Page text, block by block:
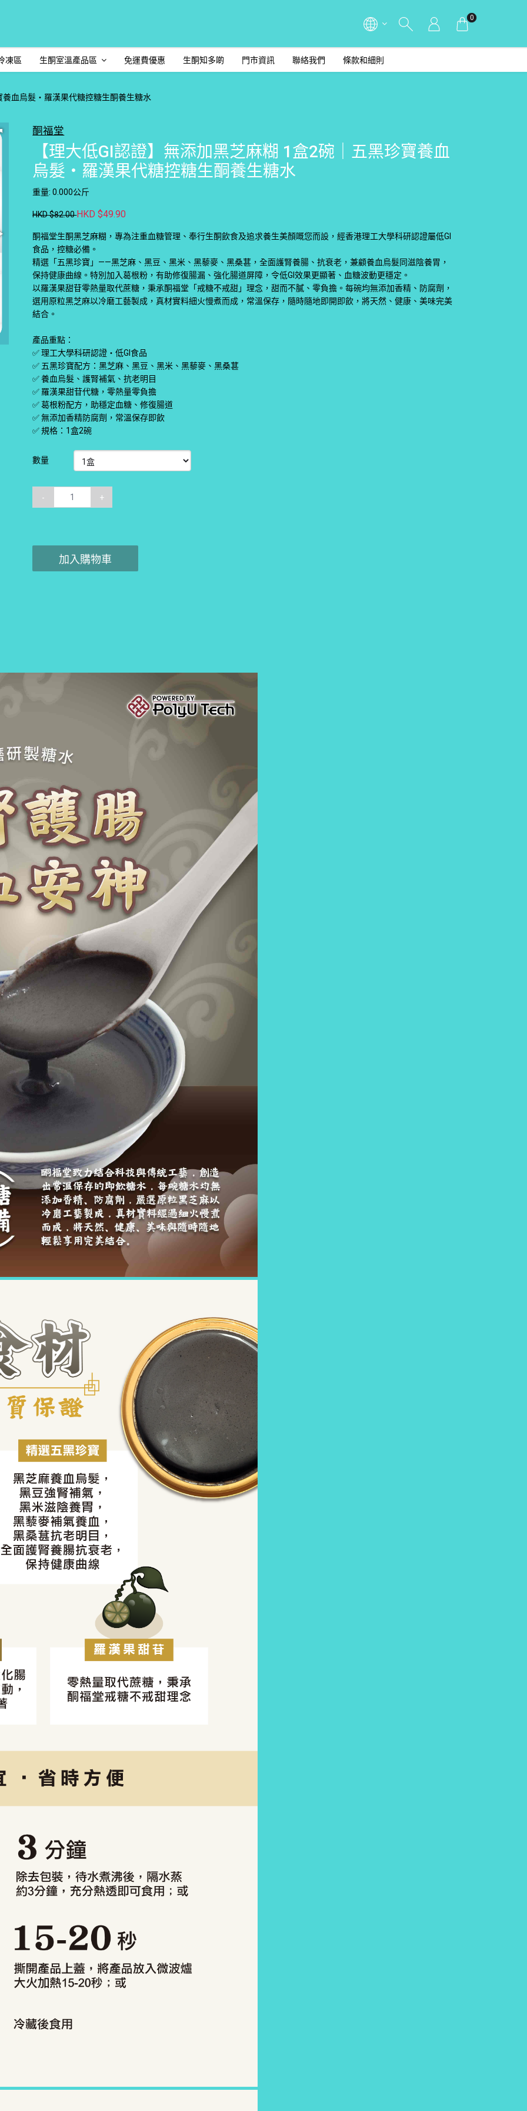
0
凍區 生酮室溫產品區 免運費優惠 生酮知多啲 門市資訊 聯絡我們 條款和細則
血烏髮・羅漢果代糖控糖生酮養生糖水
酮福堂
【理大低GI認證】無添加黑芝麻糊 1盒2碗｜五黑珍寶養血
烏髮・羅漢果代糖控糖生酮養生糖水
重量: 0.000公斤
HKD $82.00HKD $49.90
酮福堂生酮黑芝麻糊，專為注重血糖管理、奉行生酮飲食及追求養生美顏嘅您而設，經香港理工大學科研認證屬低GI
食品，控糖必備。
精選「五黑珍寶」——黑芝麻、黑豆、黑米、黑藜麥、黑桑葚，全面護腎養腸、抗衰老，兼顧養血烏髮同滋陰養胃，
保持健康曲線。特別加入葛根粉，有助修復腸漏、強化腸道屏障，令低GI效果更顯著、血糖波動更穩定。
以羅漢果甜苷零熱量取代蔗糖，秉承酮福堂「戒糖不戒甜」理念，甜而不膩、零負擔。每碗均無添加香精、防腐劑，
選用原粒黑芝麻以冷磨工藝製成，真材實料細火慢煮而成，常溫保存，隨時隨地即開即飲，將天然、健康、美味完美
結合。
產品重點：
✅ 理工大學科研認證・低GI食品
✅ 五黑珍寶配方：黑芝麻、黑豆、黑米、黑藜麥、黑桑葚
✅ 養血烏髮、護腎補氣、抗老明目
✅ 羅漢果甜苷代糖，零熱量零負擔
✅ 葛根粉配方，助穩定血糖、修復腸道
✅ 無添加香精防腐劑，常溫保存即飲
✅ 規格：1盒2碗
數量
- +
加入購物車